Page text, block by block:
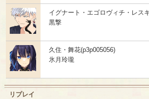
イグナート・エゴロヴィチ・レス
黒撃
久住・舞花(p3p005056)
氷月玲瓏
リプレイ